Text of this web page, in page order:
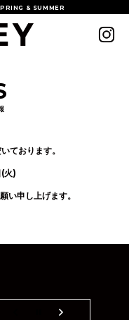
& SUMMER
ております。
火)
い申し上げます。